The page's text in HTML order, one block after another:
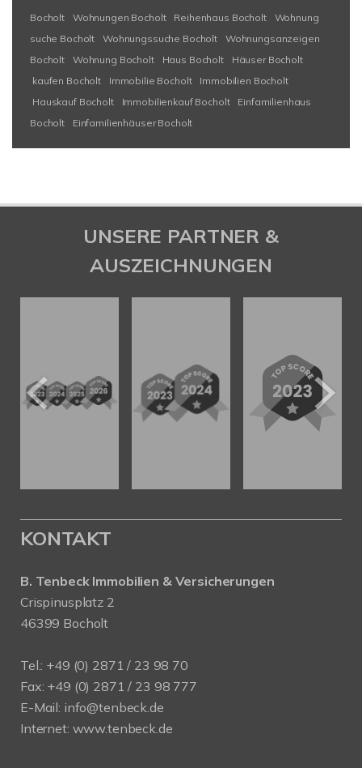
Bocholt
Wohnungen Bocholt Reihenhaus Bocholt
Wohnung
suche Bocholt
Wohnungssuche Bocholt
Wohnungsanzeigen
Bocholt
Wohnung Bocholt Haus Bocholt
Häuser Bocholt
kaufen Bocholt
Immobilie Bocholt
Immobilien Bocholt
Hauskauf Bocholt
Immobilienkauf Bocholt
Einfamilienhaus
Bocholt
Einfamilienhäuser Bocholt
UNSERE PARTNER &
AUSZEICHNUNGEN
KONTAKT
B. Tenbeck Immobilien & Versicherungen
Crispinusplatz 2
46399 Bocholt
Tel.: +49 (0) 2871 / 23 98 70
Fax: +49 (0) 2871 / 23 98 777
E-Mail: info@tenbeck.de
Internet: www.tenbeck.de